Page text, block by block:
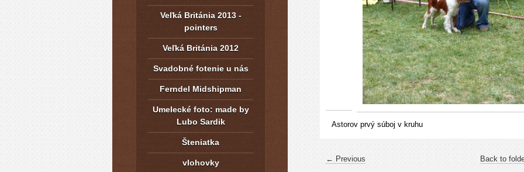
Astorov prvý súboj v kruhu
← Previous Back to
Veľká Británia 2013 -
pointers
Veľká Británia 2012
Svadobné fotenie u nás
Ferndel Midshipman
Umelecké foto: made by
Lubo Sardik
Šteniatka
vlohovky